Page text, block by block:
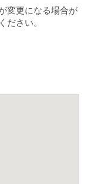
変更になる場合が
ださい。